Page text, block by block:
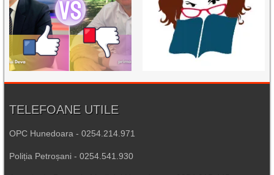
TELEFOANE UTILE
OPC Hunedoara - 0254.214.971
Poliția Petroșani - 0254.541.930